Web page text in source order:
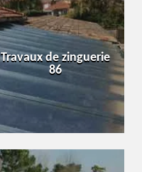
Travaux de zinguerie
86